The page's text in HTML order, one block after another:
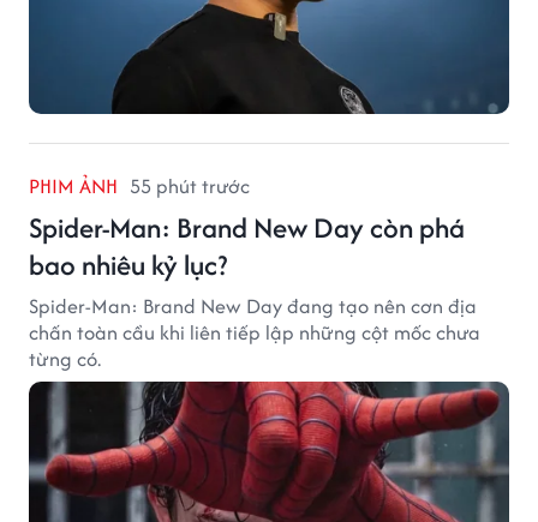
PHIM ẢNH 55 phút trước
Spider-Man: Brand New Day còn phá
bao nhiêu kỷ lục?
Spider-Man: Brand New Day đang tạo nên cơn địa
chấn toàn cầu khi liên tiếp lập những cột mốc chưa
từng có.